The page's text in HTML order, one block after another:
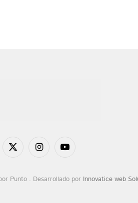
X
InstagramYouTube
Punto . Desarrollado por Innovatice web